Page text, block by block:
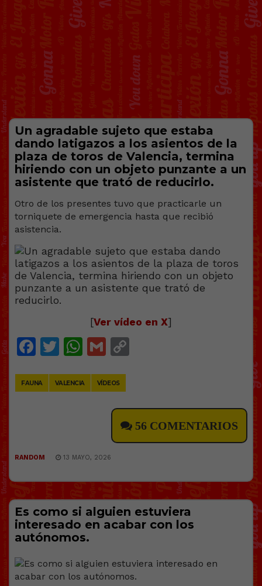
Un agradable sujeto que estaba
dando latigazos a los asientos de la
plaza de toros de Valencia, termina
hiriendo con un objeto punzante a un
asistente que trató de reducirlo.
Otro de los presentes tuvo que practicarle un
torniquete de emergencia hasta que recibió
asistencia.
[Ver vídeo en X]
Facebook
Twitter
WhatsApp
Gmail
FAUNA VALENCIA VÍDEOS
56 COMENTARIOS
RANDOM 13 MAYO, 2026
Es como si alguien estuviera
interesado en acabar con los
autónomos.